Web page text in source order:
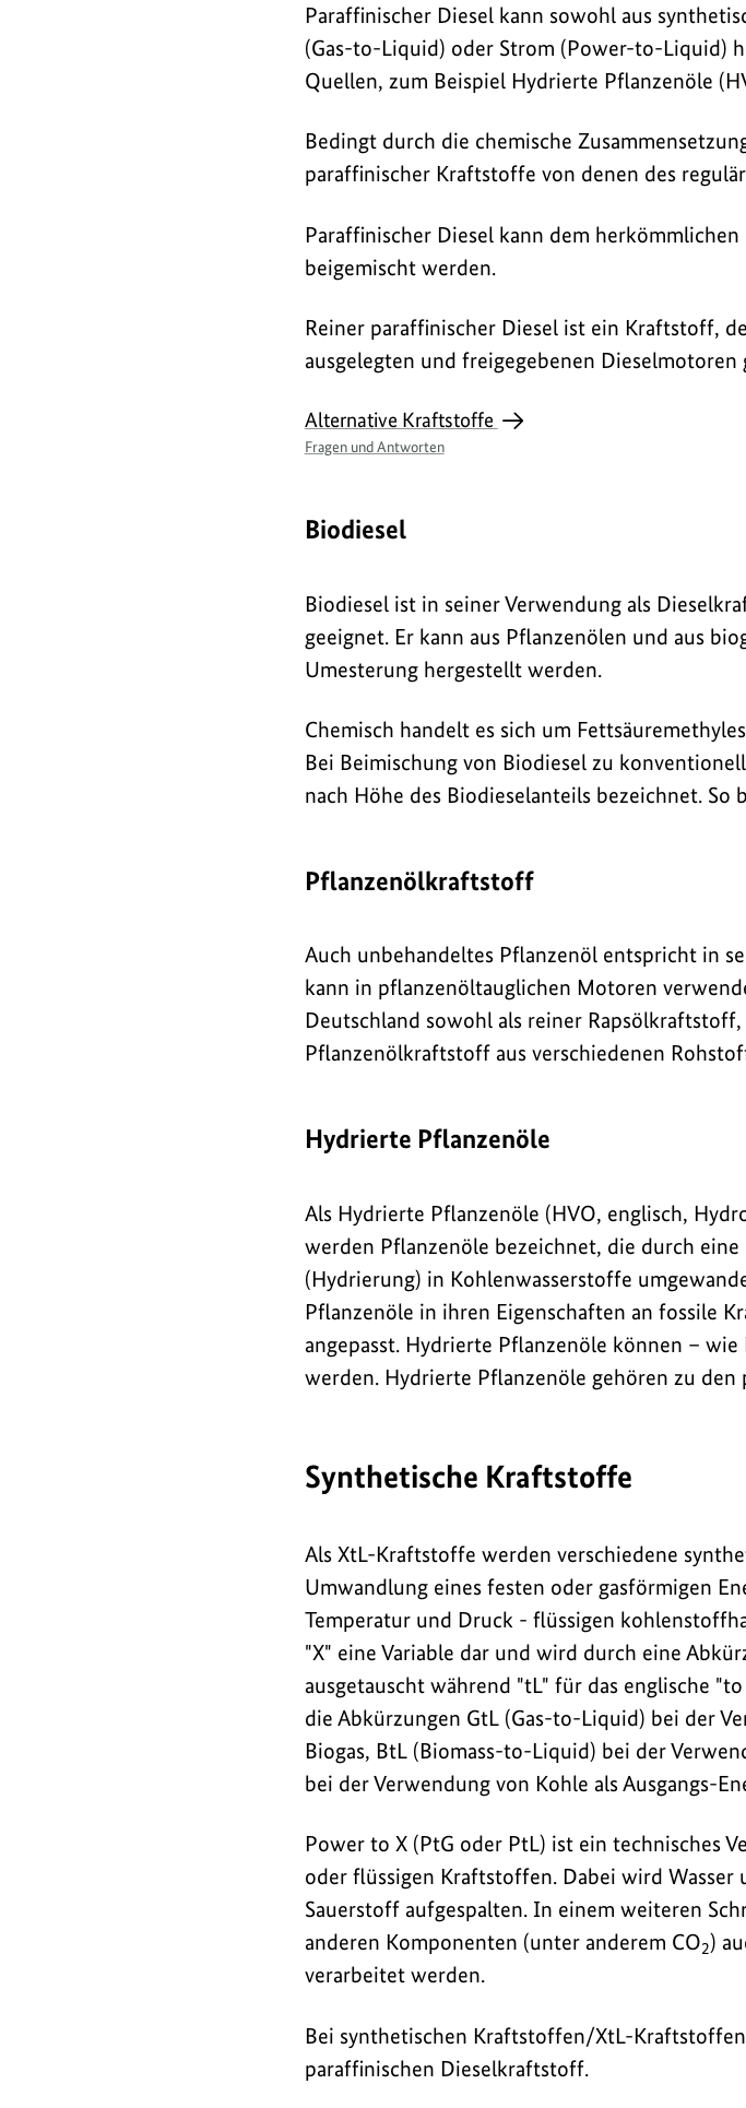
Paraffinischer Diesel kann sowohl aus
(Gas-to-Liquid) oder Strom (Power-to-Liquid)
Quellen, zum Beispiel Hydrierte Pflanzenöle
Bedingt durch die chemische
paraffinischer Kraftstoffe von denen des
Paraffinischer Diesel kann dem
beigemischt werden.
Reiner paraffinischer Diesel ist ein Kraftstoff,
ausgelegten und freigegebenen Dieselmotoren
Alternative Kraftstoffe
Fragen und Antworten
Biodiesel
Biodiesel ist in seiner Verwendung als
geeignet. Er kann aus Pflanzenölen und aus
Umesterung hergestellt werden.
Chemisch handelt es sich um
Bei Beimischung von Biodiesel zu
nach Höhe des Biodieselanteils bezeichnet. So
Pflanzenölkraftstoff
Auch unbehandeltes Pflanzenöl entspricht in
kann in pflanzenöltauglichen Motoren
Deutschland sowohl als reiner
Pflanzenölkraftstoff aus verschiedenen
Hydrierte Pflanzenöle
Als Hydrierte Pflanzenöle (HVO, englisch,
werden Pflanzenöle bezeichnet, die durch
(Hydrierung) in Kohlenwasserstoffe
Pflanzenöle in ihren Eigenschaften an fossile
angepasst. Hydrierte Pflanzenöle können –
werden. Hydrierte Pflanzenöle gehören zu
Synthetische Kraftstoffe
Als XtL-Kraftstoffe werden verschiedene
Umwandlung eines festen oder gasförmigen
Temperatur und Druck - flüssigen
"X" eine Variable dar und wird durch eine
ausgetauscht während "tL" für das englische
die Abkürzungen GtL (Gas-to-Liquid) bei der
Biogas, BtL (Biomass-to-Liquid) bei der
bei der Verwendung von Kohle als Ausgangs-
Power to X (PtG oder PtL) ist ein technisches
oder flüssigen Kraftstoffen. Dabei wird
Sauerstoff aufgespalten. In einem weiteren
anderen Komponenten (unter anderem CO2)
verarbeitet werden.
Bei synthetischen Kraftstoffen/XtL-
paraffinischen Dieselkraftstoff.